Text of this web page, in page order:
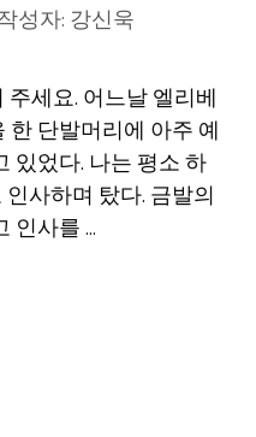
성자:강신욱
주세요. 어느날 엘리베
단발머리에 아주 예
있었다. 나는 평소 하
인사하며 탔다. 금발의
인사를 …